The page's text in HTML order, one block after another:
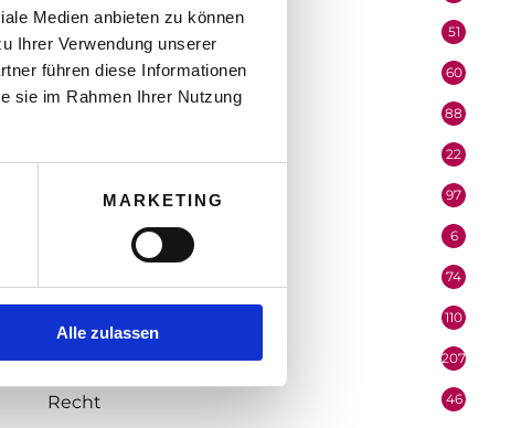
Medien anbieten zu können
Ihrer Verwendung unserer
führen diese Informationen
sie im Rahmen Ihrer Nutzung
MARKETING
Alle zulassen
Mitarbeiter 51
Mobilität & Logistik 60
88
Oberösterreich 22
Organisation 97
Performer 6
74
110
Portrait 207
Recht 46